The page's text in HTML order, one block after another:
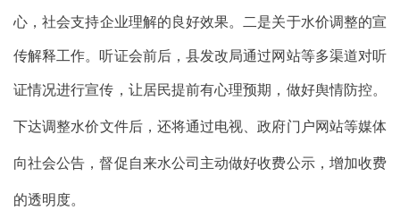
心 ，社会支持企业理解的良好效果。二是关于水价调整的宣
传解释工作。听证会前后，县发改局通过网站等多渠道对听
证情况进行宣传，让居民提前有心理预期，做好舆情防控。
下达调整水价文件后，还将通过电视、政府门户网站等媒体
向社会公告，督促自来水公司主动做好收费公示，增加收费
的透明度。